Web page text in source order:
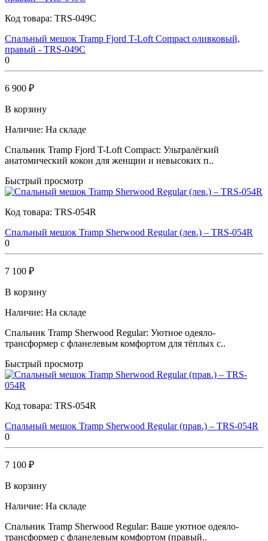
Код товара: TRS-049C
Спальный мешок Tramp Fjord T-Loft Compact оливковый,
правый - TRS-049C
0
6 900 ₽
В корзину
Наличие: На складе
Спальник Tramp Fjord T-Loft Compact: Ультралёгкий
анатомический кокон для женщин и невысоких п..
Быстрый просмотр
Код товара: TRS-054R
Спальный мешок Tramp Sherwood Regular (лев.) – TRS-054R
0
7 100 ₽
В корзину
Наличие: На складе
Спальник Tramp Sherwood Regular: Уютное одеяло-
трансформер с фланелевым комфортом для тёплых с..
Быстрый просмотр
Код товара: TRS-054R
Спальный мешок Tramp Sherwood Regular (прав.) – TRS-054R
0
7 100 ₽
В корзину
Наличие: На складе
Спальник Tramp Sherwood Regular: Ваше уютное одеяло-
трансформер с фланелевым комфортом (правый..